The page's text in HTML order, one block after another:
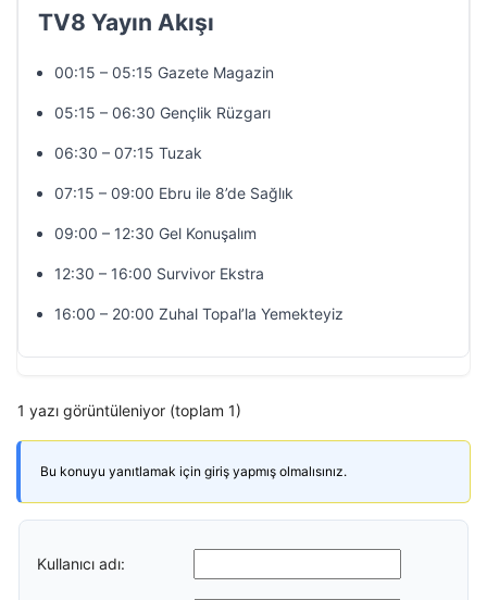
TV8 Yayın Akışı
00:15 – 05:15 Gazete Magazin
05:15 – 06:30 Gençlik Rüzgarı
06:30 – 07:15 Tuzak
07:15 – 09:00 Ebru ile 8’de Sağlık
09:00 – 12:30 Gel Konuşalım
12:30 – 16:00 Survivor Ekstra
16:00 – 20:00 Zuhal Topal’la Yemekteyiz
1 yazı görüntüleniyor (toplam 1)
Bu konuyu yanıtlamak için giriş yapmış olmalısınız.
Kullanıcı adı: